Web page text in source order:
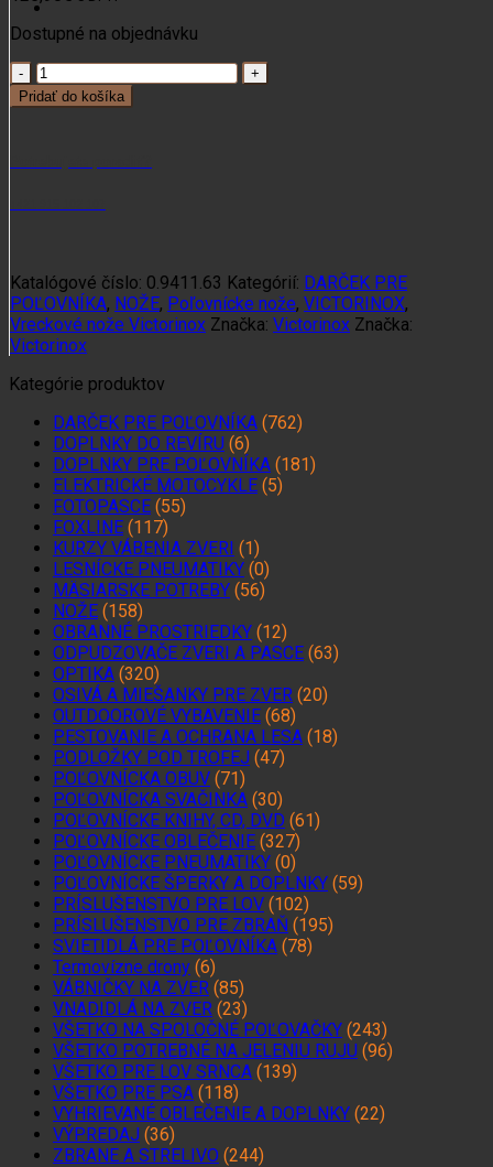
Dostupné na objednávku
množstvo
Vreckový
nôž
Pro
Pridať do košíka
Katalógové číslo: 0.9411.63 Kategórií: DARČEK PRE
POĽOVNÍKA, NOŽE, Poľovnícke nože, VICTORINOX,
Vreckové nože Victorinox Značka: Victorinox Značka:
Victorinox
Kategórie produktov
DARČEK PRE POĽOVNÍKA (762)
DOPLNKY DO REVÍRU (6)
DOPLNKY PRE POĽOVNÍKA (181)
ELEKTRICKÉ MOTOCYKLE (5)
FOTOPASCE (55)
FOXLINE (117)
KURZY VÁBENIA ZVERI (1)
LESNÍCKE PNEUMATIKY (0)
MÄSIARSKE POTREBY (56)
NOŽE (158)
OBRANNÉ PROSTRIEDKY (12)
ODPUDZOVAČE ZVERI A PASCE (63)
OPTIKA (320)
OSIVÁ A MIEŠANKY PRE ZVER (20)
OUTDOOROVÉ VYBAVENIE (68)
PESTOVANIE A OCHRANA LESA (18)
PODLOŽKY POD TROFEJ (47)
POĽOVNÍCKA OBUV (71)
POĽOVNÍCKA SVAČINKA (30)
POĽOVNÍCKE KNIHY, CD, DVD (61)
POĽOVNÍCKE OBLEČENIE (327)
POĽOVNÍCKE PNEUMATIKY (0)
POĽOVNÍCKE ŠPERKY A DOPLNKY (59)
PRÍSLUŠENSTVO PRE LOV (102)
PRÍSLUŠENSTVO PRE ZBRAŇ (195)
SVIETIDLÁ PRE POĽOVNÍKA (78)
Termovízne drony (6)
VÁBNIČKY NA ZVER (85)
VNADIDLÁ NA ZVER (23)
VŠETKO NA SPOLOČNÉ POĽOVAČKY (243)
VŠETKO POTREBNÉ NA JELENIU RUJU (96)
VŠETKO PRE LOV SRNCA (139)
VŠETKO PRE PSA (118)
VYHRIEVANÉ OBLEČENIE A DOPLNKY (22)
VÝPREDAJ (36)
ZBRANE A STRELIVO (244)